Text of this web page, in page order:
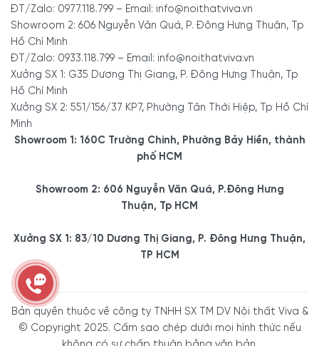
ĐT/Zalo: 0977.118.799 – Email: info@noithatviva.vn
Showroom 2: 606 Nguyễn Văn Quá, P. Đông Hưng Thuận, Tp
Hồ Chí Minh
ĐT/Zalo: 0933.118.799 – Email: info@noithatviva.vn
Xưởng SX 1: G35 Dương Thị Giang, P. Đông Hưng Thuận, Tp
Hồ Chí Minh
Xưởng SX 2: 551/156/37 KP7, Phường Tân Thới Hiệp, Tp Hồ Chí
Minh
Showroom 1: 160C Trường Chinh, Phường Bảy Hiền, thành
phố HCM
Showroom 2: 606 Nguyễn Văn Quá, P.Đông Hưng
Thuận, Tp HCM
Xưởng SX 1: 83/10 Dương Thị Giang, P. Đông Hưng Thuận,
TP HCM
Bản quyền thuộc về công ty TNHH SX TM DV Nội thất Viva &
© Copyright 2025. Cấm sao chép dưới mọi hình thức nếu